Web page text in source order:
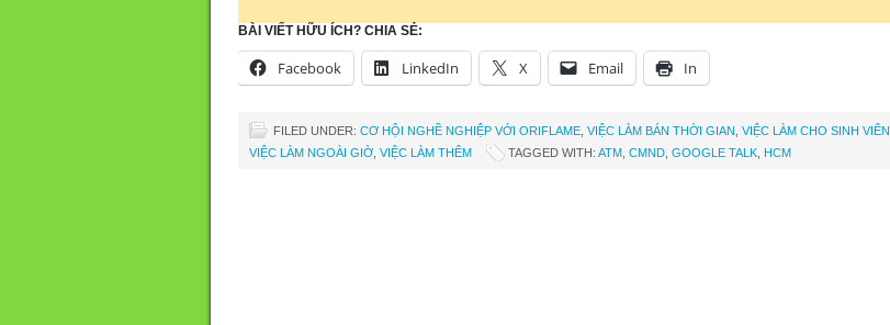
BÀI VIẾT HỮU ÍCH? CHIA SẺ:
Facebook LinkedIn X Email In
FILED UNDER: CƠ HỘI NGHỀ NGHIỆP VỚI ORIFLAME VIỆC LÀM BÁN THỜI GIAN VIỆC LÀM CHO SINH VIÊN
VIỆC LÀM NGOÀI GIỜ, VIỆC LÀM THÊM TAGGED WITH: ATM CMND GOOGLE TALK HCM